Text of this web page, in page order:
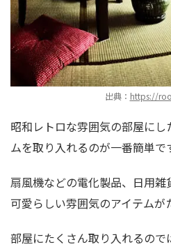
出典： https://
昭和レトロな雰囲気の部屋に
ムを取り入れるのが一番簡単で
扇風機などの電化製品、日用雑
可愛らしい雰囲気のアイテムが
部屋にたくさん取り入れるの